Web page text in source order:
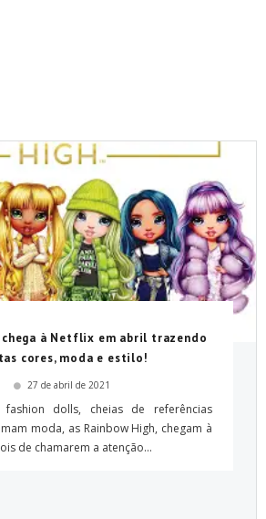
chega à Netflix em abril trazendo
cores, moda e estilo!
27 de abril de 2021
dolls, cheias de referências
moda, as Rainbow High, chegam à
de chamarem a atenção...